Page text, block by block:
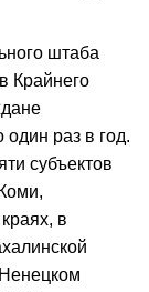
штаба
Крайнего
раз в год.
субъектов
в